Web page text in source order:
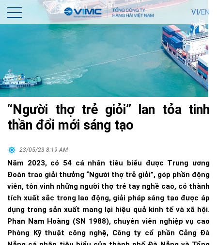
VI/EN
“Người thợ trẻ giỏi” lan tỏa tinh
thần đổi mới sáng tạo
23/05/23 8:19 AM
Năm 2023, có 54 cá nhân tiêu biểu được Trung ương
Đoàn trao giải thưởng “Người thợ trẻ giỏi”, góp phần động
viên, tôn vinh những người thợ trẻ tay nghề cao, có thành
tích xuất sắc trong lao động, giải pháp sáng tạo được áp
dụng trong sản xuất mang lại hiệu quả kinh tế và xã hội.
Phan Nam Hoàng (SN 1988), chuyên viên nghiệp vụ cao
Phòng Kỹ thuật công nghệ, Công ty cổ phần Cảng Đà